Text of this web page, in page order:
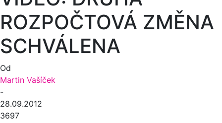
ROZPOČTOVÁ ZMĚNA
SCHVÁLENA
Od
Martin Vašíček
-
28.09.2012
3697